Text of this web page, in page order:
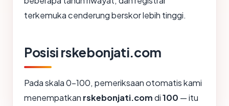
terkemuka cenderung berskor lebih tinggi.
Posisi rskebonjati.com
Pada skala 0-100, pemeriksaan otomatis kami
menempatkan rskebonjati.comdi100 — itu